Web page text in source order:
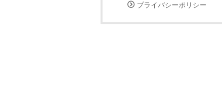
プライバシーポリシー